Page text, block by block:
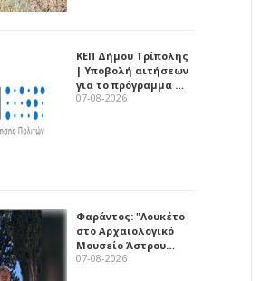
ΚΕΠ Δήμου Τρίπολης
| Υποβολή αιτήσεων
για το πρόγραμμα …
07-08-2026
Φαράντος: "Λουκέτο
στο Αρχαιολογικό
Μουσείο Άστρου…
07-08-2026